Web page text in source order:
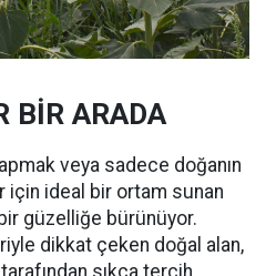
BİR ARADA
veya sadece doğanın
için ideal bir ortam sunan
güzelliğe bürünüyor.
dikkat çeken doğal alan,
sıkça tercih